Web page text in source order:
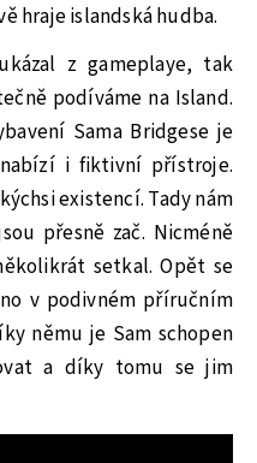
hraje islandská hudba.
z gameplaye, tak
podíváme na Island.
Sama Bridgese je
i fiktivní přístroje.
existencí. Tady nám
přesně zač. Nicméně
setkal. Opět se
v podivném příručním
němu je Sam schopen
a díky tomu se jim